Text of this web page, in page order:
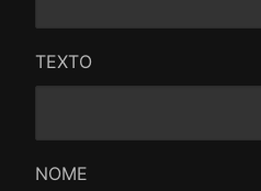
TEXTO
NOME